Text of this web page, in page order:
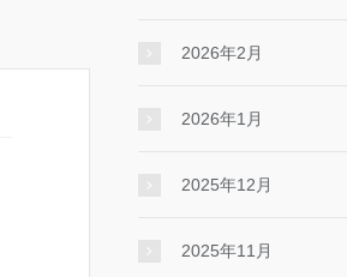
2026年2月
2026年1月
2025年12月
2025年11月